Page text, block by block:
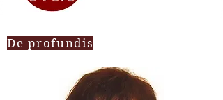
De profundis